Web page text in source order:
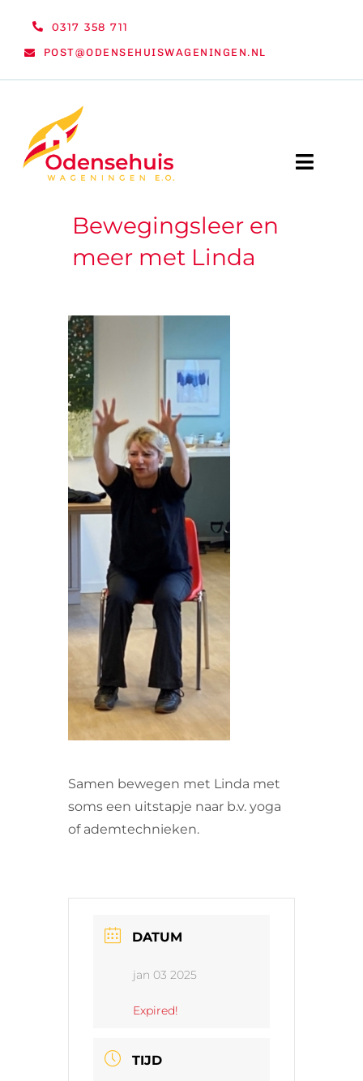
0317 358 711
POST@ODENSEHUISWAGENINGEN.NL
Toggle
WELKOM
ORGANISATIE
VRIJWILLIGERS & STAGIAIRES
CONTACT
Bewegingsleer en
meer met Linda
Samen bewegen met Linda met
soms een uitstapje naar b.v. yoga
of ademtechnieken.
DATUM
jan 03 2025
Expired!
TIJD